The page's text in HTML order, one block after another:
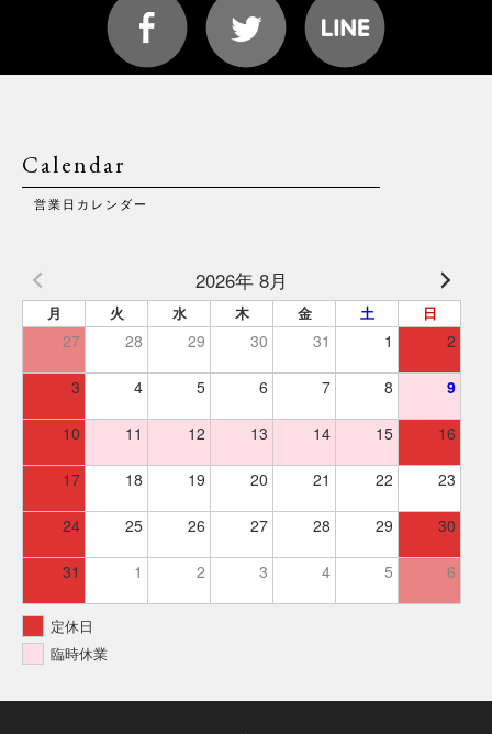
Calendar
営業日カレンダー
2026年 8月
月 火 水 木 金 土 日
27 28 29 30 31 1 2
3 4 5 6 7 8 9
10 11 12 13 14 15 16
17 18 19 20 21 22 23
24 25 26 27 28 29 30
31 1 2 3 4 5 6
定休日
臨時休業